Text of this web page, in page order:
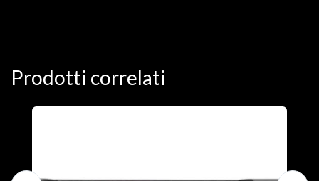
Prodotti correlati